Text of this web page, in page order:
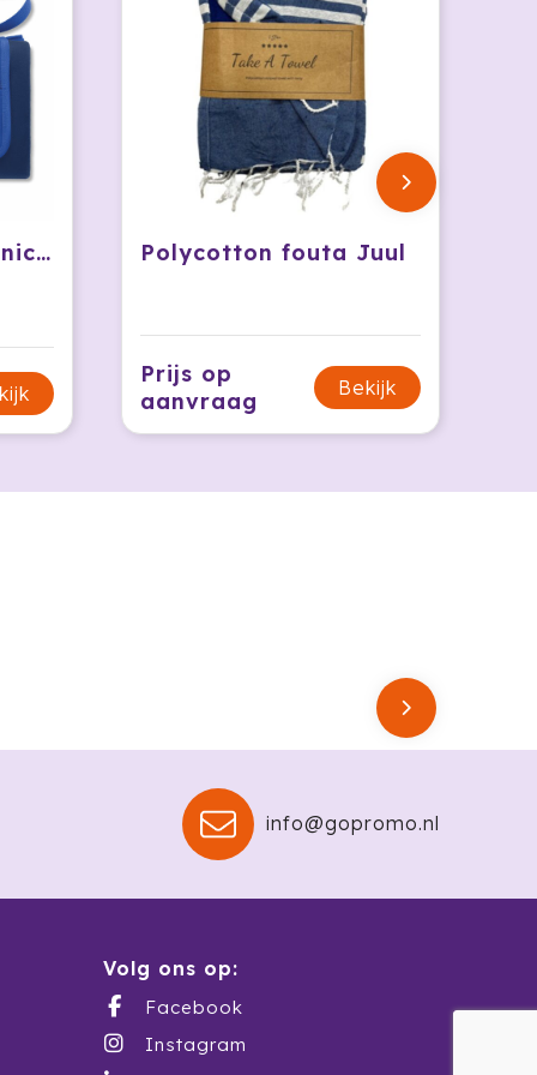
GOODTIMES - Picknickkleed Polycotton fouta Juul
Prijs op
aanvraag
Bekijk
info@gopromo.nl
Volg ons op:
Facebook
Instagram